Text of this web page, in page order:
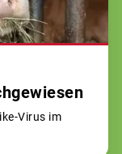
Virus im